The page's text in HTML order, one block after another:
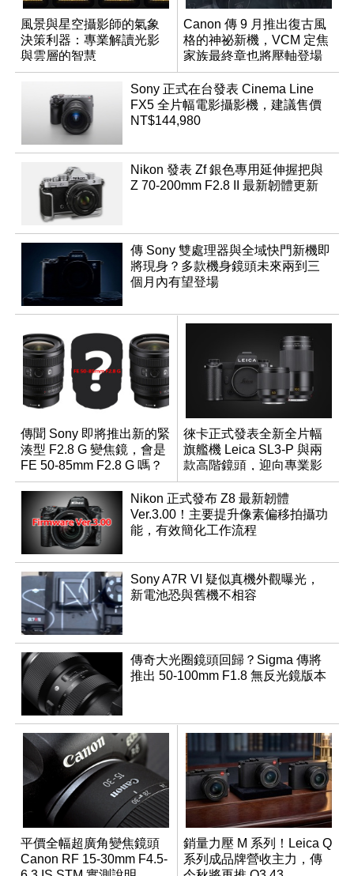
風景與星空攝影師的氣象
決策利器：專業解讀光影
與雲層的智慧
App「Atmos」登場
Canon 傳 9 月推出復古風
格的神祕新機，VCM 定焦
家族最終章也將壓軸登場
Sony 正式在台發表 Cinema Line
FX5 全片幅電影攝影機，建議售價
NT$144,980
Nikon 發表 Zf 銀色專用延伸握把與
Z 70-200mm F2.8 II 最新韌體更新
傳 Sony 雙處理器與全域快門新機即
將現身？多款機身鏡頭未來兩到三
個月內有望登場
傳聞 Sony 即將推出新的緊
湊型 F2.8 G 變焦鏡，會是
FE 50-85mm F2.8 G 嗎？
徠卡正式發表全新全片幅
旗艦機 Leica SL3-P 與兩
款高階鏡頭，迎向專業影
音全方位演進
Nikon 正式發布 Z8 最新韌體
Ver.3.00！主要提升像素偏移拍攝功
能，有效簡化工作流程
Sony A7R VI 疑似真機外觀曝光，
新電池恐與舊機不相容
傳奇大光圈鏡頭回歸？Sigma 傳將
推出 50-100mm F1.8 無反光鏡版本
平價全幅超廣角變焦鏡頭
Canon RF 15-30mm F4.5-
銷量力壓 M 系列！Leica Q
系列成品牌營收主力，傳